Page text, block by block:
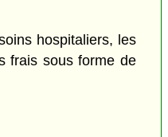
hospitaliers, les
frais sous forme de